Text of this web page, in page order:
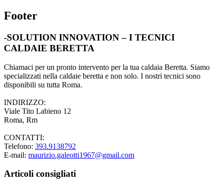
Footer
-SOLUTION INNOVATION – I TECNICI
CALDAIE BERETTA
Chiamaci per un pronto intervento per la tua caldaia Beretta. Siamo
specializzati nella caldaie beretta e non solo. I nostri tecnici sono
disponibili su tutta Roma.
INDIRIZZO:
Viale Tito Labieno 12
Roma, Rm
CONTATTI:
Telefono: 393.9138792
E-mail: maurizio.galeotti1967@gmail.com
Articoli consigliati